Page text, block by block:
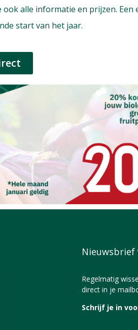
alle informatie en prijzen. Een
start van het jaar.
Nieuwsbrief
Regelmatig
direct in je
Schrijf je in